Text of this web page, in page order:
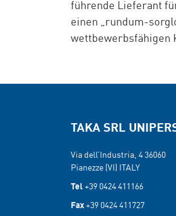
führende Lieferant
einen „rundum-
wettbewerbsfähigen
TAKA SRL
Via dell’Industria, 4 36060
Pianezze (VI) ITALY
Tel +39 0424 411166
Fax +39 0424 411727